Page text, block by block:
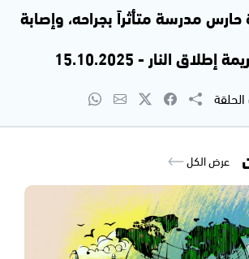
مدرسة متأثراً بجراحه، وإصابة
النار - 15.10.2025
عرض الكل